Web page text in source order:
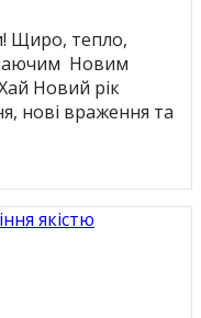
Щиро, тепло,
Новим
Новий рік
нові враження та